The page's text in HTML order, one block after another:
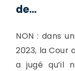
de...
NON : dans
2023, la Cour
a jugé qu’il